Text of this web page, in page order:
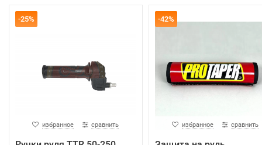
-25%
избранное сравнить
-42%
избранное сравнить